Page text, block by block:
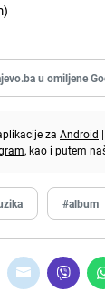
u omiljene
za Android |
, kao i putem
#album